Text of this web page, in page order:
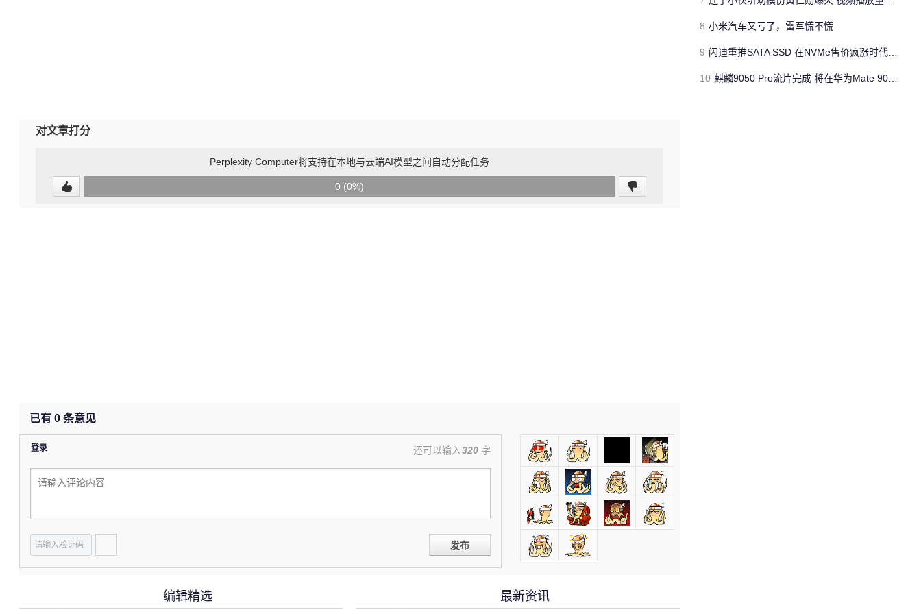
对文章打分
Perplexity Computer将支持在本地与云端AI模型之间自动分配任务
0 (0%)
已有 0 条意见
登录 还可以输入320 字
发布
最新资讯
编辑精选
8 小米汽车又亏了，雷军慌不慌
9 闪迪重推SATA SSD 在NVMe售价疯涨时代为PC用户找出路
10 麒麟9050 Pro流片完成 将在华为Mate 90首发